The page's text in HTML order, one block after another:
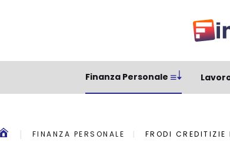
Finanza Personale
FINANZA PERSONALE FRODI CREDITIZIE